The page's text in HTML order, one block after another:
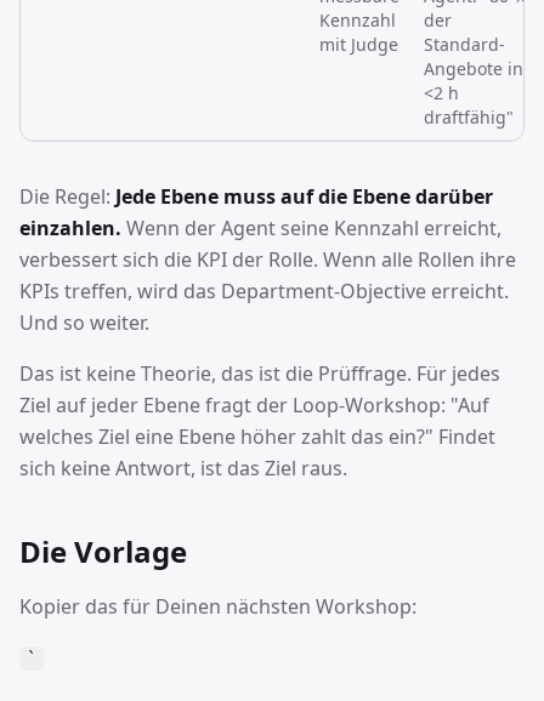
Kennzahl
mit Judge
der
Standard-
Angebote in
<2 h
draftfähig"
Die Regel: Jede Ebene muss auf die Ebene darüber
einzahlen. Wenn der Agent seine Kennzahl erreicht,
verbessert sich die KPI der Rolle. Wenn alle Rollen ihre
KPIs treffen, wird das Department-Objective erreicht.
Und so weiter.
Das ist keine Theorie, das ist die Prüffrage. Für jedes
Ziel auf jeder Ebene fragt der Loop-Workshop: "Auf
welches Ziel eine Ebene höher zahlt das ein?" Findet
sich keine Antwort, ist das Ziel raus.
Die Vorlage
Kopier das für Deinen nächsten Workshop:
`